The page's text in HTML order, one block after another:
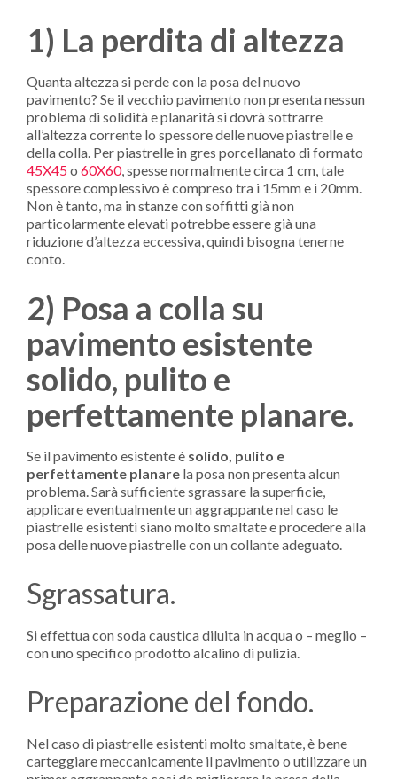
1) La perdita di altezza
Quanta altezza si perde con la posa del nuovo
pavimento? Se il vecchio pavimento non presenta nessun
problema di solidità e planarità si dovrà sottrarre
all’altezza corrente lo spessore delle nuove piastrelle e
della colla. Per piastrelle in gres porcellanato di formato
45X45o 60X60, spesse normalmente circa 1 cm, tale
spessore complessivo è compreso tra i 15mm e i 20mm.
Non è tanto, ma in stanze con soffitti già non
particolarmente elevati potrebbe essere già una
riduzione d’altezza eccessiva, quindi bisogna tenerne
conto.
2) Posa a colla su
pavimento esistente
solido, pulito e
perfettamente planare.
Se il pavimento esistente è solido, pulito e
perfettamente planare la posa non presenta alcun
problema. Sarà sufficiente sgrassare la superficie,
applicare eventualmente un aggrappante nel caso le
piastrelle esistenti siano molto smaltate e procedere alla
posa delle nuove piastrelle con un collante adeguato.
Sgrassatura.
Si effettua con soda caustica diluita in acqua o – meglio –
con uno specifico prodotto alcalino di pulizia.
Preparazione del fondo.
Nel caso di piastrelle esistenti molto smaltate, è bene
carteggiare meccanicamente il pavimento o utilizzare un